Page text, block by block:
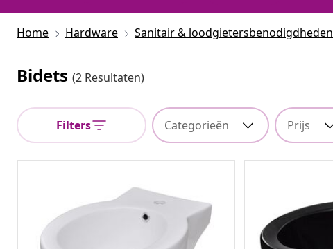
Home Hardware Sanitair & loodgietersbenodigdheden
Bidets (2 Resultaten)
Filters Categorieën Prijs